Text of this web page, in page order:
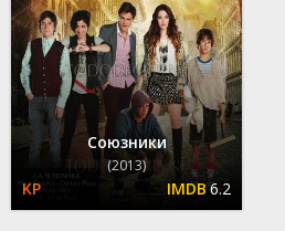
Союзники
(2013)
6.2